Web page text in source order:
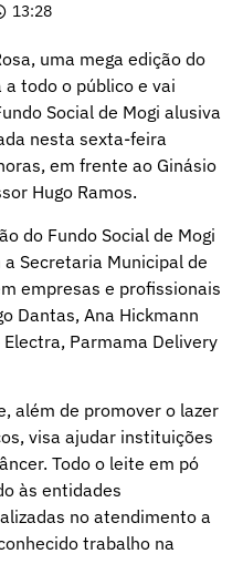
13:28
uma mega edição do
todo o público e vai
Social de Mogi alusiva
nesta sexta-feira
em frente ao Ginásio
Hugo Ramos.
do Fundo Social de Mogi
Secretaria Municipal de
empresas e profissionais
Dantas, Ana Hickmann
Parmama Delivery
além de promover o lazer
visa ajudar instituições
Todo o leite em pó
às entidades
no atendimento a
trabalho na